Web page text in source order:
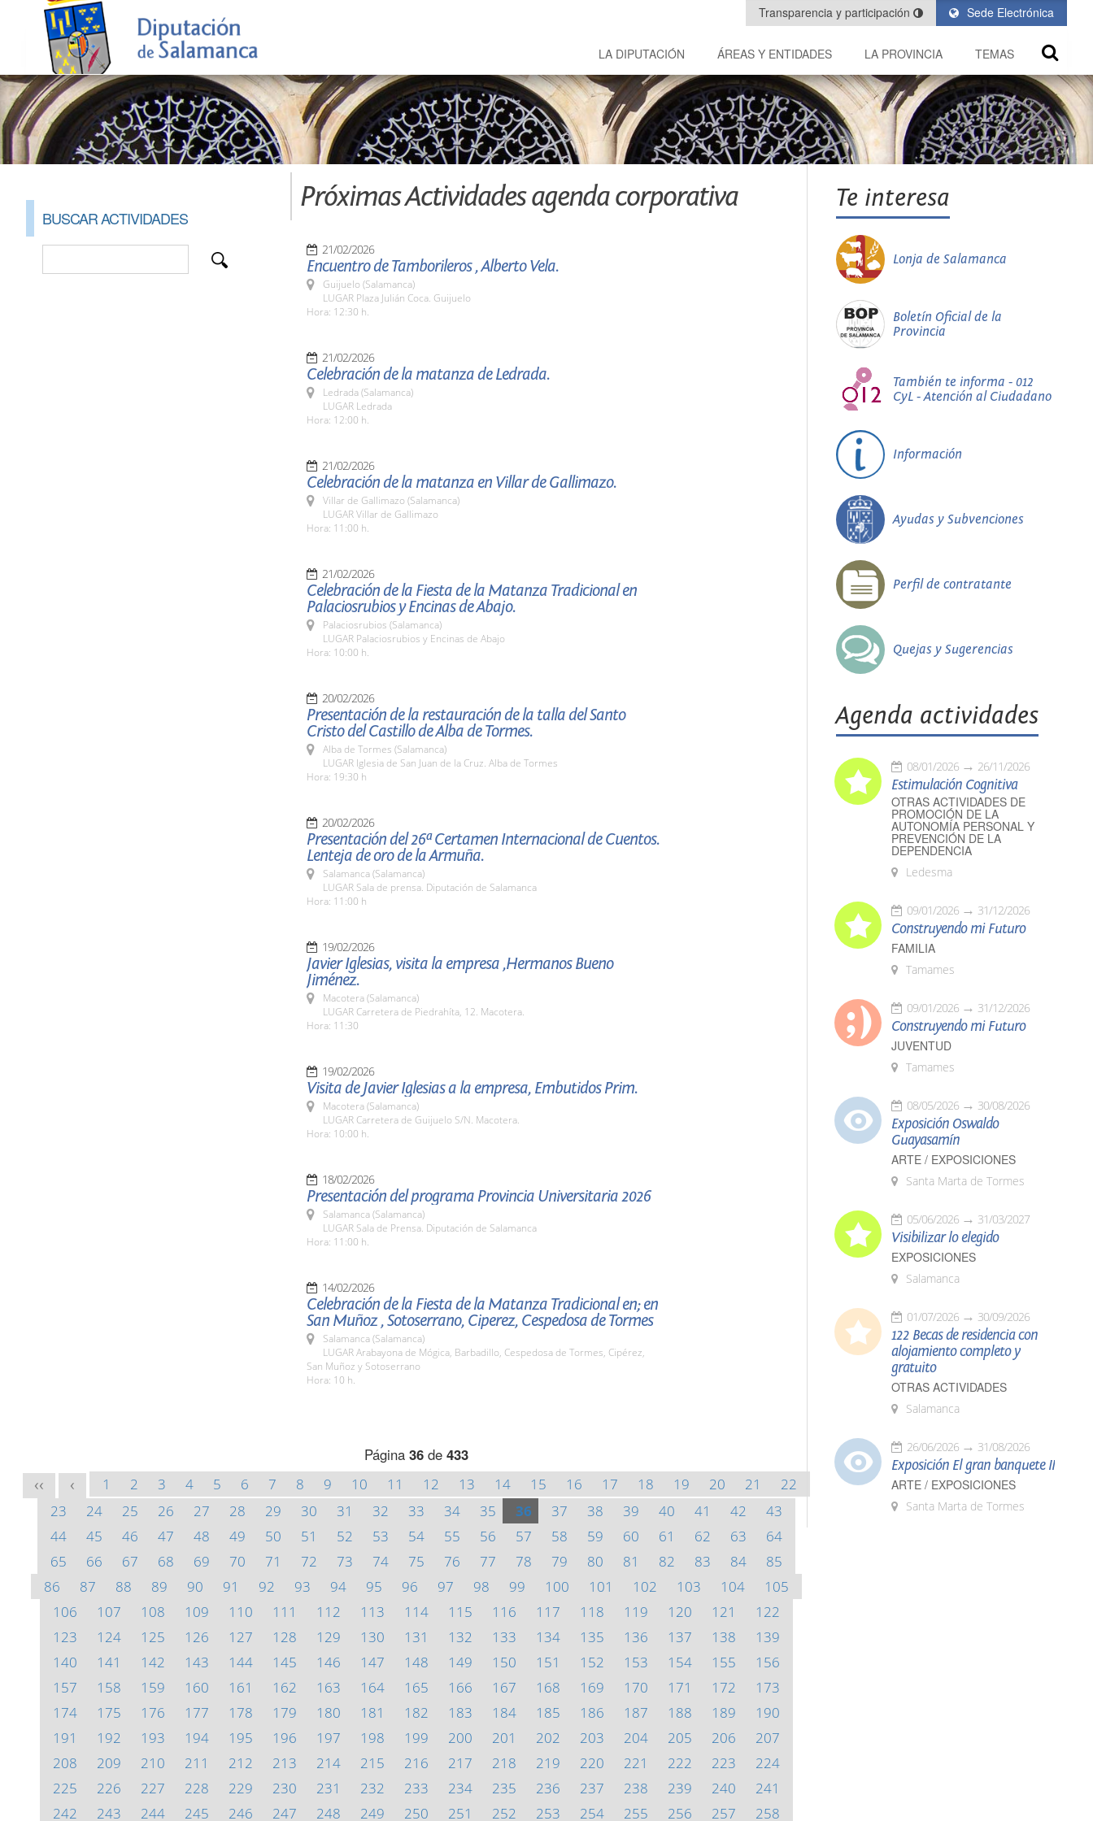
Sede Electrónica
Transparencia y participación
LA DIPUTACIÓN ÁREAS Y ENTIDADES LA PROVINCIA TEMAS
BUSCAR ACTIVIDADES
Próximas Actividades agenda corporativa
21/02/2026
Encuentro de Tamborileros , Alberto Vela.
Guijuelo (Salamanca)
LUGAR Plaza Julián Coca. Guijuelo
Hora: 12:30 h.
21/02/2026
Celebración de la matanza de Ledrada.
Ledrada (Salamanca)
LUGAR Ledrada
Hora: 12:00 h.
21/02/2026
Celebración de la matanza en Villar de Gallimazo.
Villar de Gallimazo (Salamanca)
LUGAR Villar de Gallimazo
Hora: 11:00 h.
21/02/2026
Celebración de la Fiesta de la Matanza Tradicional en
Palaciosrubios y Encinas de Abajo.
Palaciosrubios (Salamanca)
LUGAR Palaciosrubios y Encinas de Abajo
Hora: 10:00 h.
20/02/2026
Presentación de la restauración de la talla del Santo
Cristo del Castillo de Alba de Tormes.
Alba de Tormes (Salamanca)
LUGAR Iglesia de San Juan de la Cruz. Alba de Tormes
Hora: 19:30 h
20/02/2026
Presentación del 26ª Certamen Internacional de Cuentos.
Lenteja de oro de la Armuña.
Salamanca (Salamanca)
LUGAR Sala de prensa. Diputación de Salamanca
Hora: 11:00 h
19/02/2026
Javier Iglesias, visita la empresa ,Hermanos Bueno
Jiménez.
Macotera (Salamanca)
LUGAR Carretera de Piedrahíta, 12. Macotera.
Hora: 11:30
19/02/2026
Visita de Javier Iglesias a la empresa, Embutidos Prim.
Macotera (Salamanca)
LUGAR Carretera de Guijuelo S/N. Macotera.
Hora: 10:00 h.
18/02/2026
Presentación del programa Provincia Universitaria 2026
Salamanca (Salamanca)
LUGAR Sala de Prensa. Diputación de Salamanca
Hora: 11:00 h.
14/02/2026
Celebración de la Fiesta de la Matanza Tradicional en; en
San Muñoz , Sotoserrano, Ciperez, Cespedosa de Tormes
Salamanca (Salamanca)
LUGAR Arabayona de Mógica, Barbadillo, Cespedosa de Tormes, Cipérez,
San Muñoz y Sotoserrano
Hora: 10 h.
Página 36 de 433
<< < 1 2 3 4 5 6 7 8 9 10 11 12 13 14 15 16 17 18 19 20 21
22
23
24 25 26 27 28 29 30 31 32 33 34 35 36 37 38 39 40 41 42
43
44
45 46 47 48 49 50 51 52 53 54 55 56 57 58 59 60 61 62 63
64
65
66 67 68 69 70 71 72 73 74 75 76 77 78 79 80 81 82 83 84
85
86
87 88 89 90 91 92 93 94 95 96 97 98 99 100 101 102 103 104
105
106
107 108 109 110 111 112 113 114 115 116 117 118 119 120 121
122
123
124 125 126 127 128 129 130 131 132 133 134 135 136 137 138
139
140
141 142 143 144 145 146 147 148 149 150 151 152 153 154 155
156
157
158 159 160 161 162 163 164 165 166 167 168 169 170 171 172
173
174
175 176 177 178 179 180 181 182 183 184 185 186 187 188 189
190
191
192 193 194 195 196 197 198 199 200 201 202 203 204 205 206
207
208
209 210 211 212 213 214 215 216 217 218 219 220 221 222 223
224
225
226 227 228 229 230 231 232 233 234 235 236 237 238 239 240
241
242
243 244 245 246 247 248 249 250 251 252 253 254 255 256 257 258
Te interesa
Lonja de Salamanca
Boletín Oficial de la
Provincia
También te informa - 012
CyL - Atención al Ciudadano
Información
Ayudas y Subvenciones
Perfil de contratante
Quejas y Sugerencias
Agenda actividades
08/01/2026 26/11/2026
Estimulación Cognitiva
OTRAS ACTIVIDADES DE
PROMOCIÓN DE LA
AUTONOMÍA PERSONAL Y
PREVENCIÓN DE LA
DEPENDENCIA
Ledesma
09/01/2026 31/12/2026
Construyendo mi Futuro
FAMILIA
Tamames
09/01/2026 31/12/2026
Construyendo mi Futuro
JUVENTUD
Tamames
08/05/2026 30/08/2026
Exposición Oswaldo
Guayasamín
ARTE / EXPOSICIONES
Santa Marta de Tormes
05/06/2026 31/03/2027
Visibilizar lo elegido
EXPOSICIONES
Salamanca
01/07/2026 30/09/2026
122 Becas de residencia con
alojamiento completo y
gratuito
OTRAS ACTIVIDADES
Salamanca
26/06/2026 31/08/2026
Exposición El gran banquete II
ARTE / EXPOSICIONES
Santa Marta de Tormes